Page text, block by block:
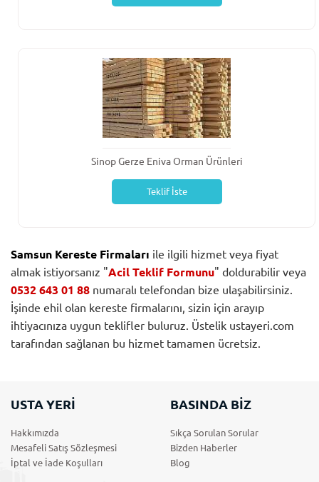
Sinop Gerze Eniva Orman Ürünleri
Teklif İste
Samsun Kereste Firmaları ile ilgili hizmet veya fiyat
almak istiyorsanız "Acil Teklif Formunu" doldurabilir veya
0532 643 01 88 numaralı telefondan bize ulaşabilirsiniz.
İşinde ehil olan kereste firmalarını, sizin için arayıp
ihtiyacınıza uygun teklifler buluruz. Üstelik ustayeri.com
tarafından sağlanan bu hizmet tamamen ücretsiz.
USTA YERİ
Hakkımızda
Mesafeli Satış Sözleşmesi
İptal ve İade Koşulları
BASINDA BİZ
Sıkça Sorulan Sorular
Bizden Haberler
Blog